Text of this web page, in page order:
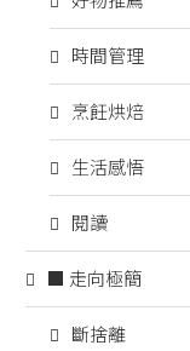
時間管理
烹飪烘焙
生活感悟
閱讀
■ 走向極簡
斷捨離